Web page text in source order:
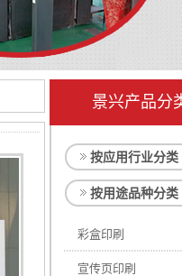
景兴产品分
按应用行业分类
按用途品种分类
彩盒印刷
宣传页印刷